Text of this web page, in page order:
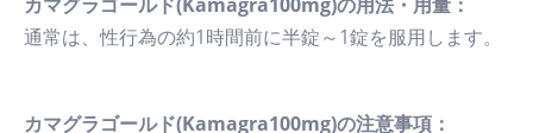
通常は、性行為の約1時間前に半錠～1錠を服用します。
カマグラゴールド(Kamagra100mg)の注意事項：